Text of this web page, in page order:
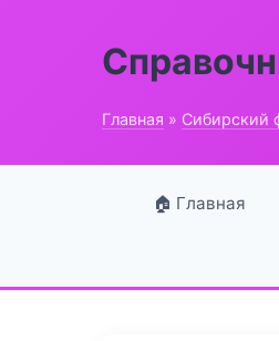
Главная » Сибирский
🏠 Главная